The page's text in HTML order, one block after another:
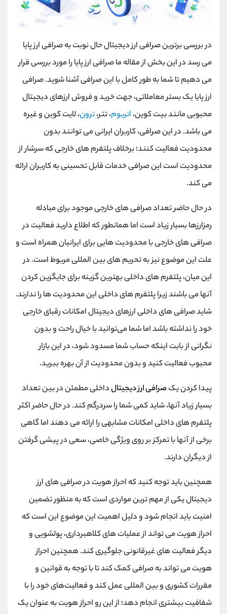
در بررسی برترین صرافی ارز دیجیتال حال نوبت به صرافی ارز پایا
می رسد در این بخش از مقاله ما صرافی ارز پایا را مورد بررسی قرار
می دهیم تا شما به طور کامل با این صرافی آشنا شوید. صرافی
ارز پایا یک بستر معاملاتی، جهت خرید و فروش ارز‌های دیجیتال
محبوبی مانند بیت کوین، اتریوم، تتر،ترون، لایت کوین و غیره
می ‌باشد. در این صرافی، کاربران ایرانی می توانند بدون
محدودیت فعالیت کنند؛ برخلاف پلتفرم های خارجی که سرشار از
محدودیت است این صرافی خدمات قابل تحسینی به کاربران ارائه
می کند.
در حال حاضر تعداد صرافی ‌های خارجی موجود برای مبادله
رمزارز‌ها بسیار زیاد است اما همانطور که اطلاع دارید فعالیت در
صرافی ‌های خارجی با محدودیت ‌هایی برای ایرانیان همراه است و
علت این موضوع نیز به تحریم های بین المللی مربوط است. در
این میان، پلتفرم‌ های داخلی بهترین گزینه برای جایگزین کردن
آنها می ‌باشند زیرا پلتفرم های داخلی این محدودیت ها را ندارند.
شاید صرافی‌ های داخلی ارز‌های دیجیتال امکانات رقبای خارجی
خود را نداشته باشد اما شما می‌توانید با خیال راحت و بدون
نگرانی از بابت اینکه حساب شما مسدود شود، در این بازار
محبوب فعالیت کنید و بدون محدودیت از آن بهره ببرید.
پیدا کردن یکصرافی ارز دیجیتالداخلی مطمئن در بین تعداد
بسیار زیاد آنها، شاید کمی شما را سردرگم کند. در حال حاضر اکثر
پلتفرم‌ های داخلی امکانات مشابهی را ارائه می ‌دهند اما گاهی
برخی از آنها با تمرکز بر روی ویژگی خاصی، سعی در پیشی گرفتن
از دیگران دارند.
همچنین باید توجه کنید که احراز هویت در صرافی ‌های ارز
دیجیتال یکی از مهم ‌ترین مواردی است که به منظور تضمین
امنیت باید انجام ‌شود و دلیل اهمیت این موضوع این است که
احراز هویت می ‌تواند از عملیات‌ های کلاهبرداری، پولشویی و
دیگر فعالیت‌ های غیرقانونی جلوگیری کند. همچنین احراز
هویت می ‌تواند به صرافی کمک کند تا با توجه به قوانین و
مقررات کشوری و بین‌ المللی عمل کند و فعالیت‌های خود را با
شفافیت بیشتری انجام دهد؛ از این رو احراز هویت به عنوان یک